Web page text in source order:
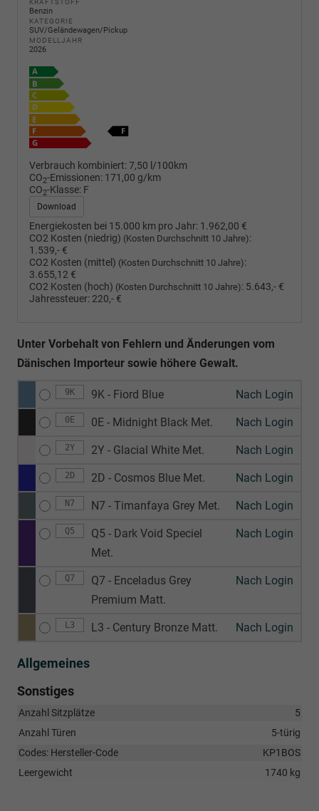
Benzin
KATEGORIE
SUV/Geländewagen/Pickup
MODELLJAHR
2026
Verbrauch kombiniert:7,50 l/100km
CO2-Emissionen: 171,00 g/km
CO2-Klasse: F
Download
Energiekosten bei 15.000 km pro Jahr: 1.962,00 €
CO2 Kosten (niedrig) (Kosten Durchschnitt 10 Jahre):
1.539,- €
CO2 Kosten (mittel) (Kosten Durchschnitt 10 Jahre):
3.655,12 €
CO2 Kosten (hoch) (Kosten Durchschnitt 10 Jahre): 5.643,- €
Jahressteuer: 220,- €
Unter Vorbehalt von Fehlern und Änderungen vom
Dänischen Importeur sowie höhere Gewalt.
9K 9K - Fiord Blue Nach Login
0E 0E - Midnight Black Met. Nach Login
2Y 2Y - Glacial White Met. Nach Login
2D 2D - Cosmos Blue Met. Nach Login
N7 N7 - Timanfaya Grey Met. Nach Login
Q5
Q5 - Dark Void Speciel
Met.
Nach Login
Q7
Q7 - Enceladus Grey
Premium Matt.
Nach Login
L3 L3 - Century Bronze Matt. Nach Login
Allgemeines
Sonstiges
Anzahl Sitzplätze
5
Anzahl Türen
5-türig
Codes: Hersteller-Code
KP1BOS
Leergewicht
1740 kg